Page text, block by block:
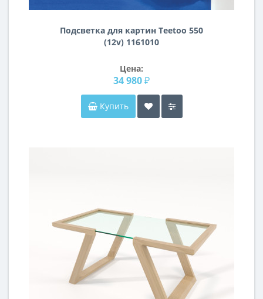
Подсветка для картин Teetoo 550
(12v) 1161010
Цена:
34 980 ₽
Купить